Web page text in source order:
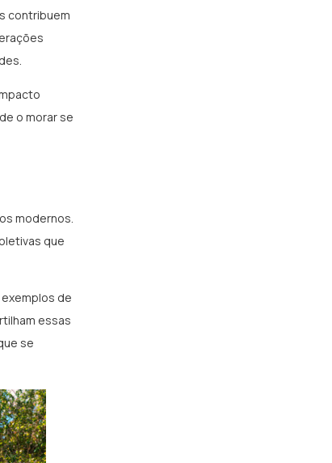
contribuem
o morar se
modernos.
que
de
essas
se